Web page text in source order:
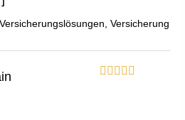
Versicherung